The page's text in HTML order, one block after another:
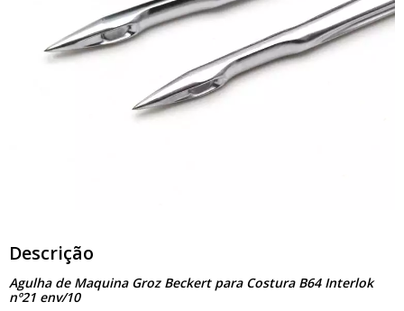
Descrição
Agulha de Maquina Groz Beckert para Costura B64 Interlok
nº21 env/10